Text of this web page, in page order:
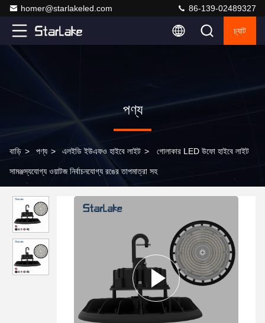
homer@starlakeled.com 86-139-02489327
চ্যাট
পণ্য
বাড়ি > পণ্য > এলইডি ইউএফও হাইবে লাইট > গোলাকার LED উফো হাইবে লাইট
সামঞ্জস্যযোগ্য ওয়াটজ নির্বাচনযোগ্য রঙের তাপমাত্রা সহ